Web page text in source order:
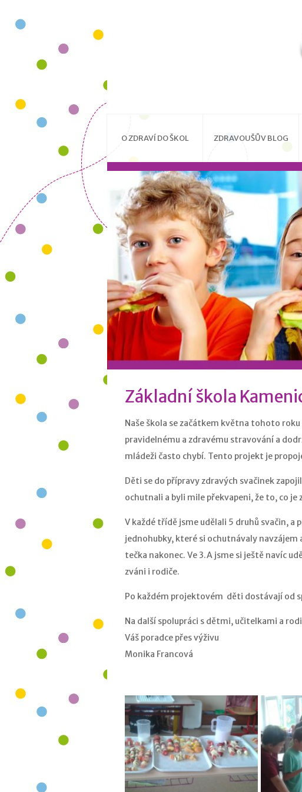
O ZDRAVÍ DO ŠKOL ZDRAVOUŠŮV BLOG
Základní škola
Naše škola se začátkem května tohoto
pravidelnému a zdravému stravování a
mládeži často chybí. Tento projekt je
Děti se do přípravy zdravých svačinek
ochutnali a byli mile překvapeni, že to, co
V každé třídě jsme udělali 5 druhů svačin, a
jednohubky, které si ochutnávaly navzájem
tečka nakonec. Ve 3.A jsme si ještě navíc
zváni i rodiče.
Po každém projektovém děti dostávají od
Na další spolupráci s dětmi, učitelkami a
Váš poradce přes výživu
Monika Francová